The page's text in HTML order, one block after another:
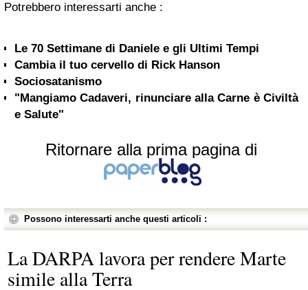
Potrebbero interessarti anche :
Le 70 Settimane di Daniele e gli Ultimi Tempi
Cambia il tuo cervello di Rick Hanson
Sociosatanismo
"Mangiamo Cadaveri, rinunciare alla Carne è Civiltà
e Salute"
Ritornare alla prima pagina di
Possono interessarti anche questi articoli :
La DARPA lavora per rendere Marte
simile alla Terra